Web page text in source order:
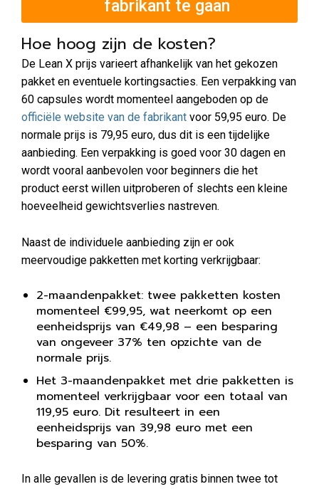
fabrikant te gaan
Hoe hoog zijn de kosten?
De Lean X prijs varieert afhankelijk van het gekozen
pakket en eventuele kortingsacties. Een verpakking van
60 capsules wordt momenteel aangeboden op de
officiële website van de fabrikant voor 59,95 euro. De
normale prijs is 79,95 euro, dus dit is een tijdelijke
aanbieding. Een verpakking is goed voor 30 dagen en
wordt vooral aanbevolen voor beginners die het
product eerst willen uitproberen of slechts een kleine
hoeveelheid gewichtsverlies nastreven.
Naast de individuele aanbieding zijn er ook
meervoudige pakketten met korting verkrijgbaar:
2-maandenpakket: twee pakketten kosten
momenteel €99,95, wat neerkomt op een
eenheidsprijs van €49,98 – een besparing
van ongeveer 37% ten opzichte van de
normale prijs.
Het 3-maandenpakket met drie pakketten is
momenteel verkrijgbaar voor een totaal van
119,95 euro. Dit resulteert in een
eenheidsprijs van 39,98 euro met een
besparing van 50%.
In alle gevallen is de levering gratis binnen twee tot